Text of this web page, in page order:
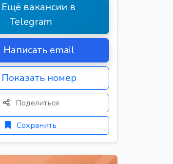
Ещё вакансии в
Telegram
Написать email
Показать номер
Поделиться
Сохранить